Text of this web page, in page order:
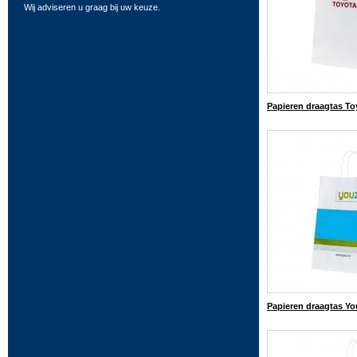
Wij adviseren u graag bij uw keuze.
Papieren draagtas
Papieren draagtas